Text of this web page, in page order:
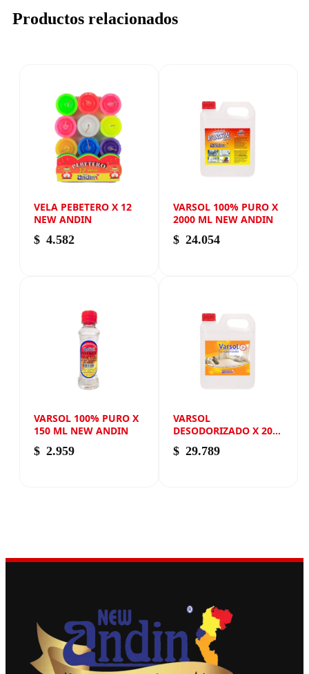
Productos relacionados
VELA PEBETERO X 12
NEW ANDIN
$ 4.582
VARSOL 100% PURO X
2000 ML NEW ANDIN
$ 24.054
VARSOL 100% PURO X
150 ML NEW ANDIN
$ 2.959
VARSOL
DESODORIZADO X 2000
ML NEW ANDIN
$ 29.789